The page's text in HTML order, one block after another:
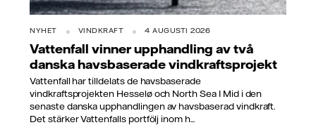
NYHET VINDKRAFT 4 AUGUSTI 2026
Vattenfall vinner upphandling av två
danska havsbaserade vindkraftsprojekt
Vattenfall har tilldelats de havsbaserade
vindkraftsprojekten Hesselø och North Sea I Mid i den
senaste danska upphandlingen av havsbaserad vindkraft.
Det stärker Vattenfalls portfölj inom h...